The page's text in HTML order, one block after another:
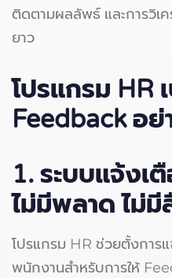
ติดตามผลลัพธ์ และการวิเ
ยาว
โปรแกรม HR
Feedbackอย่
1. ระบบแจ้งเ
ไม่มีพลาด ไม่มี
โปรแกรม HR ช่วยตั้งการแ
พนักงานสำหรับการให้